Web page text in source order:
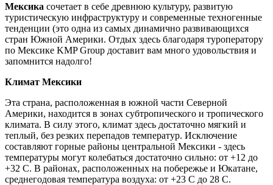
Мексика сочетает в себе древнюю культуру, развитую
туристическую инфраструктуру и современные техногенные
тенденции (это одна из самых динамично развивающихся
стран Южной Америки. Отдых здесь благодаря туроператору
по Мексике KMP Group доставит вам много удовольствия и
запомнится надолго!
Климат Мексики
Эта страна, расположенная в южной части Северной
Америки, находится в зонах субтропического и тропического
климата. В силу этого, климат здесь достаточно мягкий и
теплый, без резких перепадов температур. Исключение
составляют горные районы центральной Мексики - здесь
температуры могут колебаться достаточно сильно: от +12 до
+32 С. В районах, расположенных на побережье и Юкатане,
среднегодовая температура воздуха: от +23 С до 28 С.